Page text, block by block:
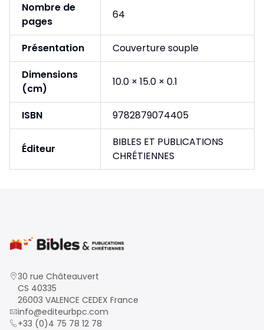
Nombre de
pages
64
Présentation
Couverture souple
Dimensions
(cm)
10.0 × 15.0 × 0.1
ISBN 9782879074405
Éditeur
BIBLES ET PUBLICATIONS
CHRÉTIENNES
30 rue Châteauvert
CS 40335
26003 VALENCE CEDEX France
info@editeurbpc.com
+33 (0)4 75 78 12 78